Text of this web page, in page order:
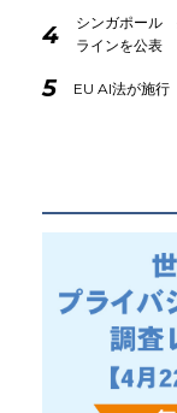
4
シンガポール
ラインを公表
5 EU AI法が施行